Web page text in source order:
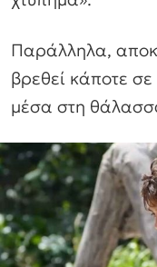
Παράλληλα,
βρεθεί κάποτε σε
μέσα στη